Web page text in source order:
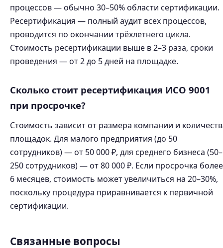
процессов — обычно 30–50% области сертификации.
Ресертификация — полный аудит всех процессов,
проводится по окончании трёхлетнего цикла.
Стоимость ресертификации выше в 2–3 раза, сроки
проведения — от 2 до 5 дней на площадке.
Сколько стоит ресертификация ИСО 9001
при просрочке?
Стоимость зависит от размера компании и
площадок. Для малого предприятия (до 50
сотрудников) — от 50 000 ₽, для среднего бизнеса (50–
250 сотрудников) — от 80 000 ₽. Если просрочка более
6 месяцев, стоимость может увеличиться на 20–30%,
поскольку процедура приравнивается к первичной
сертификации.
Связанные вопросы